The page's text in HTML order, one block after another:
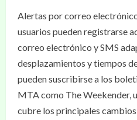
Alertas por correo
usuarios pueden registrarse
correo electrónico y SMS
desplazamientos y tiempos
pueden suscribirse a los
MTA como The Weekender,
cubre los principales